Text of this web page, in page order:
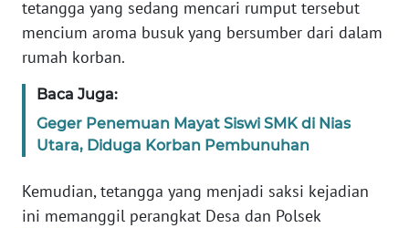
tetangga yang sedang mencari rumput tersebut
mencium aroma busuk yang bersumber dari dalam
rumah korban.
Baca Juga:
Geger Penemuan Mayat Siswi SMK di Nias
Utara, Diduga Korban Pembunuhan
Kemudian, tetangga yang menjadi saksi kejadian
ini memanggil perangkat Desa dan Polsek
Wahana
Regional
SUMUT
JAKARTA